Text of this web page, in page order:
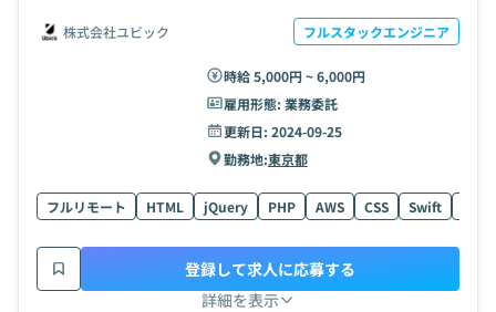
株式会社ユビック フルスタックエンジニア
時給 5,000円 ~ 6,000円
雇用形態: 業務委託
更新日: 2024-09-25
勤務地:東京都
フルリモート HTML jQuery PHP AWS CSS Swift
詳細を表示
登録して求人に応募する